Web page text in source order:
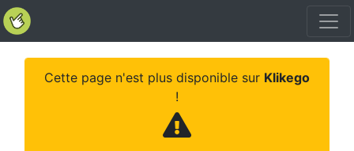
Cette page n'est plus disponible sur Klikego
!